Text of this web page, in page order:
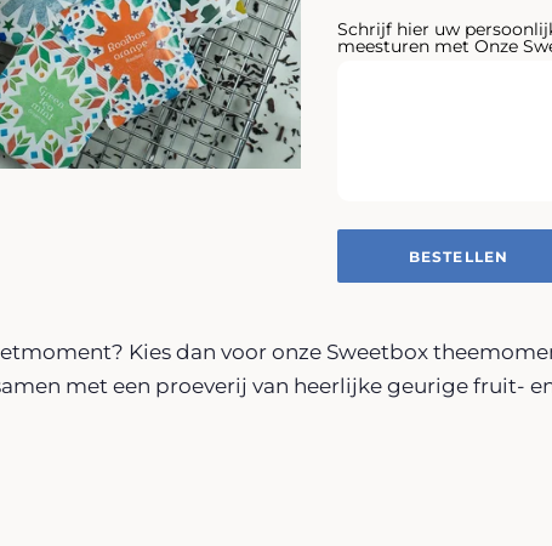
Schrijf hier uw
meesturen met Onze
BESTELLEN
Kies dan voor onze Sweetbox
met een proeverij van heerlijke geurige fruit-